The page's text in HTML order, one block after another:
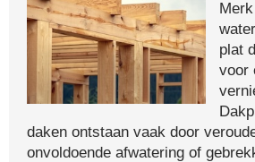
plat
voor
daken ontstaan vaak door
onvoldoende afwatering of